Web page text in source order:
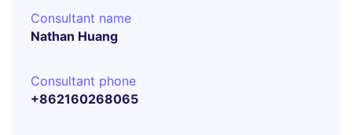
Consultant name
Nathan Huang
Consultant phone
+862160268065